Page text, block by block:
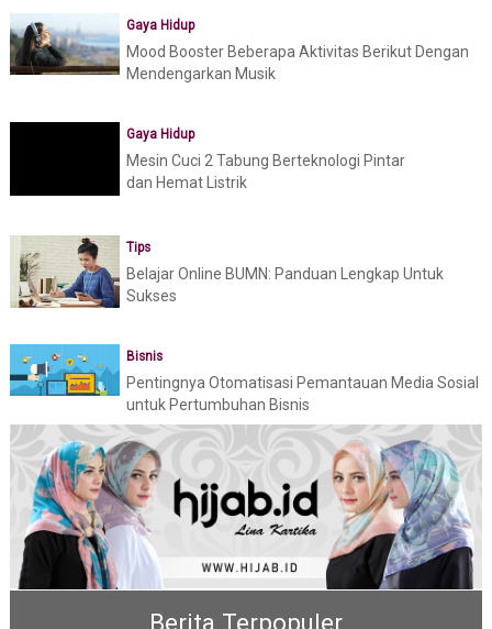
Gaya Hidup
Mood Booster Beberapa Aktivitas Berikut Dengan
Mendengarkan Musik
Gaya Hidup
Mesin Cuci 2 Tabung Berteknologi Pintar
dan Hemat Listrik
Tips
Belajar Online BUMN: Panduan Lengkap Untuk
Sukses
Bisnis
Pentingnya Otomatisasi Pemantauan Media Sosial
untuk Pertumbuhan Bisnis
Berita Terpopuler